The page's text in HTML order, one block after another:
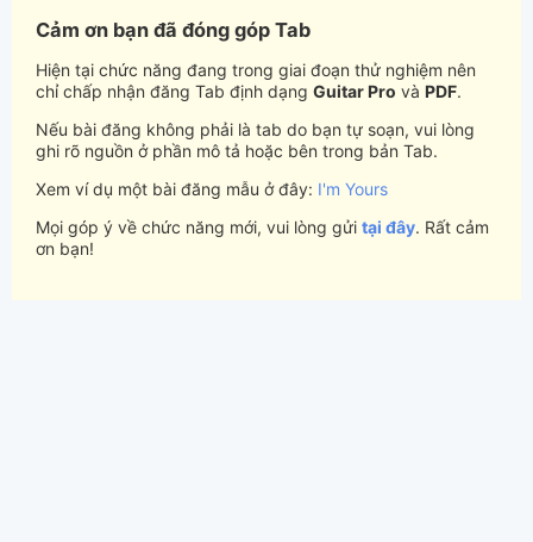
Cảm ơn bạn đã đóng góp Tab
Hiện tại chức năng đang trong giai đoạn thử nghiệm nên
chỉ chấp nhận đăng Tab định dạng Guitar Pro và PDF.
Nếu bài đăng không phải là tab do bạn tự soạn, vui lòng
ghi rõ nguồn ở phần mô tả hoặc bên trong bản Tab.
Xem ví dụ một bài đăng mẫu ở đây: I'm Yours
Mọi góp ý về chức năng mới, vui lòng gửi tại đây. Rất cảm
ơn bạn!